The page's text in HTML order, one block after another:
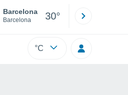
Barcelona
Barcelona 30°
°C